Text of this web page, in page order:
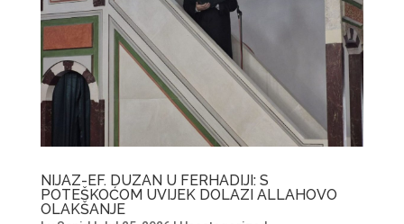
NIJAZ-EF. DUZAN U FERHADIJI: S
POTEŠKOĆOM UVIJEK DOLAZI ALLAHOVO
OLAKŠANJE